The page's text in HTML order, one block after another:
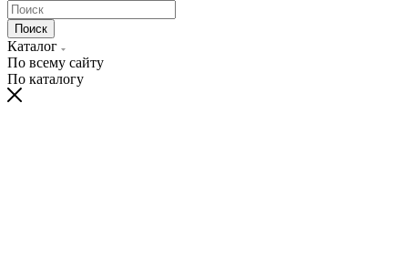
Поиск
Каталог
По всему сайту
По каталогу